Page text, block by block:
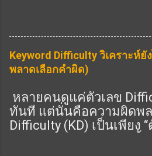
1. เพิ่ม Heading “ประส
ประสบการณ์จริง 🔥 2. เ
เชิงลึก” 👉 เช่น: เทคนิคขั้
เพิ่ม Heading “คำถาม” 👉
E-E-A-T Heading H1 =
ครอบคลุม + เชี่ยวชาญ
ละเอียด 👉 ครบ = ได้ค
ต้องเลี่ยง ❌ เขียนผิว ๆ
ไม่มีประสบการณ์ 👉 ไม่น่
โครงสร้าง 👉 Google ม
SEO ไม่ใช่แค่ใส่คีย์เวิร์ด
เนื้อหาที่: ตรงกับคำค้นหา
ครบถ้วน มีโครงสร้างชัด
รองรับทั้ง SEO และ AEO
ต้องตอบทั้ง “คนอ่าน” แล
SEO Content ต่างจากบท
บทความทั่วไป: เขียนตา
Keyword Difficulty วิเคราะห์ยั
พลาดเลือกคำผิด)
หลายคนดูแค่ตัวเลข
ทันที แต่นั่นคือความผิดพล
Difficulty (KD) เป็นเพียง